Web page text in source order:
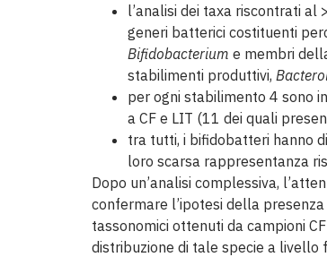
l’analisi dei taxa riscontrati al
generi batterici costituenti
Bifidobacterium e membri
stabilimenti produttivi,
per ogni stabilimento 4 sono
a CF e LIT (11 dei quali
tra tutti, i bifidobatteri hanno
loro scarsa rappresentanza
Dopo un’analisi complessiva,
confermare l’ipotesi della
tassonomici ottenuti da campioni
distribuzione di tale specie a